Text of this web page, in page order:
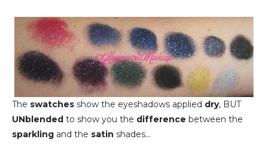
The swatches show the eyeshadows applied dry, BUT
UNblended to show you the difference between the
sparkling and the satin shades...